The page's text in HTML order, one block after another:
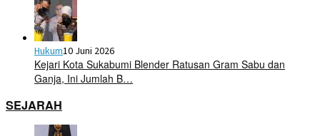
Hukum10 Juni 2026
Kejari Kota Sukabumi Blender Ratusan Gram Sabu dan
Ganja, Ini Jumlah B…
SEJARAH